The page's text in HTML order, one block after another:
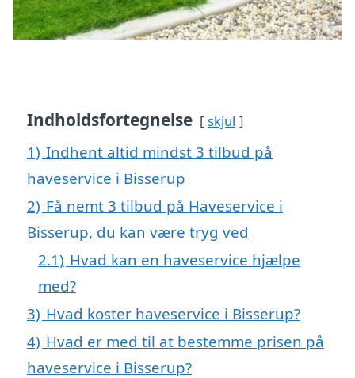
Indholdsfortegnelse skjul
1) Indhent altid mindst 3 tilbud på
haveservice i Bisserup
2) Få nemt 3 tilbud på Haveservice i
Bisserup, du kan være tryg ved
2.1) Hvad kan en haveservice hjælpe
med?
3) Hvad koster haveservice i Bisserup?
4) Hvad er med til at bestemme prisen på
haveservice i Bisserup?